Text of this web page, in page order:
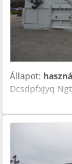
Állapot:
Dcsdpfxjyq